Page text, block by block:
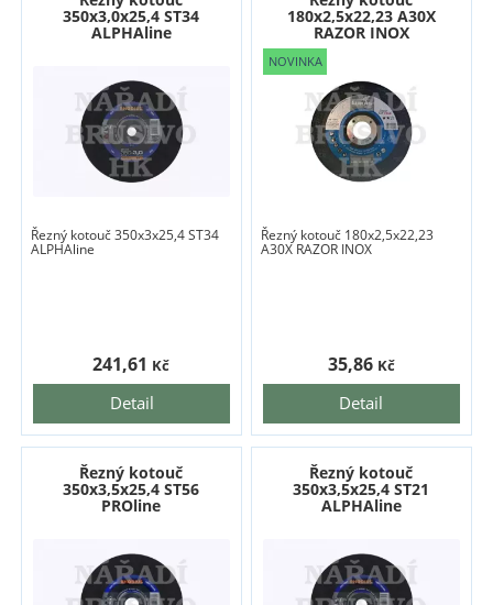
350x3,0x25,4 ST34
ALPHAline
Řezný kotouč 350x3x25,4 ST34
ALPHAline
Detail
241,61 Kč
180x2,5x22,23 A30X
RAZOR INOX
Řezný kotouč 180x2,5x22,23
A30X RAZOR INOX
Detail
35,86 Kč
Řezný kotouč
350x3,5x25,4 ST56
PROline
Řezný kotouč
350x3,5x25,4 ST21
ALPHAline